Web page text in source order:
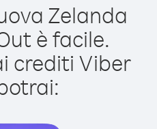
Zelanda
è facile.
crediti Viber